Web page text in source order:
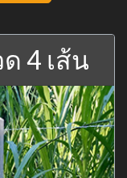
4 เส้น